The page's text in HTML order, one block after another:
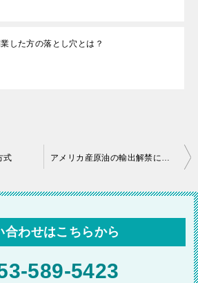
した方の落とし穴とは？
式 アメリカ産原油の輸出解禁による影響
合わせはこちらから
589-5423